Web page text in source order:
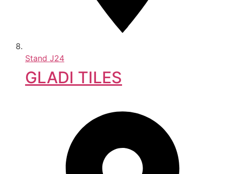
Stand J24
GLADI TILES